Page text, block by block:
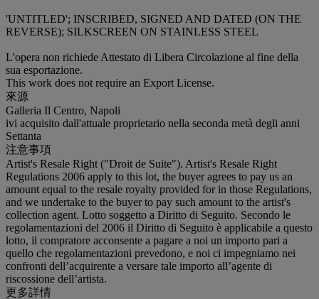
'UNTITLED'; INSCRIBED, SIGNED AND DATED (ON THE
REVERSE); SILKSCREEN ON STAINLESS STEEL
L'opera non richiede Attestato di Libera Circolazione al fine della
sua esportazione.
This work does not require an Export License.
來源
Galleria Il Centro, Napoli
ivi acquisito dall'attuale proprietario nella seconda metà degli anni
Settanta
注意事項
Artist's Resale Right ("Droit de Suite"). Artist's Resale Right
Regulations 2006 apply to this lot, the buyer agrees to pay us an
amount equal to the resale royalty provided for in those Regulations,
and we undertake to the buyer to pay such amount to the artist's
collection agent. Lotto soggetto a Diritto di Seguito. Secondo le
regolamentazioni del 2006 il Diritto di Seguito è applicabile a questo
lotto, il compratore acconsente a pagare a noi un importo pari a
quello che regolamentazioni prevedono, e noi ci impegniamo nei
confronti dell’acquirente a versare tale importo all’agente di
riscossione dell’artista.
更多詳情